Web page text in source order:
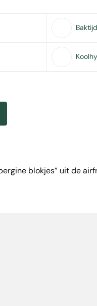
blokjes” uit de